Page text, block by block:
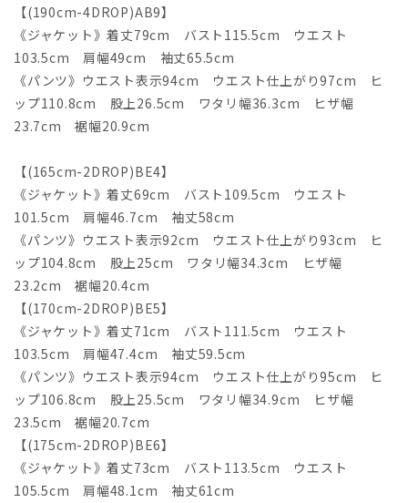
【(190cm-4DROP)AB9】
《ジャケット》着丈79cm バスト115.5cm ウエスト
103.5cm 肩幅49cm 袖丈65.5cm
《パンツ》ウエスト表示94cm ウエスト仕上がり97cm ヒ
ップ110.8cm 股上26.5cm ワタリ幅36.3cm ヒザ幅
23.7cm 裾幅20.9cm
【(165cm-2DROP)BE4】
《ジャケット》着丈69cm バスト109.5cm ウエスト
101.5cm 肩幅46.7cm 袖丈58cm
《パンツ》ウエスト表示92cm ウエスト仕上がり93cm ヒ
ップ104.8cm 股上25cm ワタリ幅34.3cm ヒザ幅
23.2cm 裾幅20.4cm
【(170cm-2DROP)BE5】
《ジャケット》着丈71cm バスト111.5cm ウエスト
103.5cm 肩幅47.4cm 袖丈59.5cm
《パンツ》ウエスト表示94cm ウエスト仕上がり95cm ヒ
ップ106.8cm 股上25.5cm ワタリ幅34.9cm ヒザ幅
23.5cm 裾幅20.7cm
【(175cm-2DROP)BE6】
《ジャケット》着丈73cm バスト113.5cm ウエスト
105.5cm 肩幅48.1cm 袖丈61cm